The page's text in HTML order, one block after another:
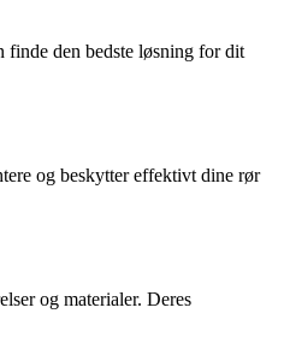
finde den bedste løsning for dit
og beskytter effektivt dine rør
og materialer. Deres